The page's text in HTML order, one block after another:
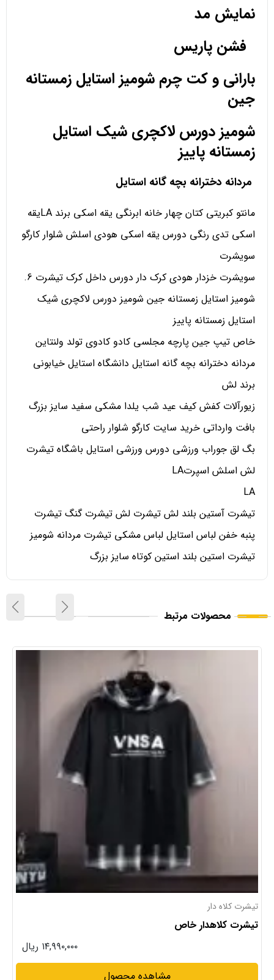
نمایش مد
فشن پاریس
بارانی و کت چرم شومیز استایل زمستانه
جین
شومیز دورس لاکچری شیک استایل
زمستانه پاییز
مردانه دخترانه بچه گانه استایل
مانتو کبریتی کتان چهار خانه ابرنگی یقه اسکی برند LAیقه
اسکی تدی رنگی دورس یقه اسکی هودی اسلش شلوار کارگو
سویشرت
سویشرت خزدار هودی کرک دار دورس داخل کرک تیشرت 6.
شومیز استایل زمستانه جین شومیز دورس لاکچری شیک
استایل زمستانه پاییز
خاص تیپ جین پارچه مجلسی کادو کادوی تولد ولنتاین
مردانه دخترانه بچه گانه استایل دانشگاه استایل خیابونی
برند لش
زیورآلات کفش کیف عید شب یلدا مشکی سفید سایز بزرگ
بافت وارداتی خرید سایت کارگو شلوار راحتی
بگ لق جوراب ورزشی دورس ورزشی استایل باشگاه تیشرت
لش اسلش اسپرتLA
LA
تیشرت آستین بلند لش تیشرت لش تیشرت گنگ تیشرت
پنبه خفن لباس استایل لباس مشکی تیشرت مردانه شومیز
تیشرت استین بلند استین کوتاه سایز بزرگ
محصولات مرتبط
تیشرت کلاه دار
تیشرت کلاهدار خاص
۱۴,۹۹۰,۰۰۰ ریال
مشاهده محصول